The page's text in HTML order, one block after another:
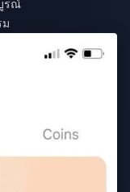
รณ์